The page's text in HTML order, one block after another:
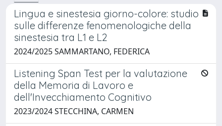
Lingua e sinestesia giorno-colore: studio
sulle differenze fenomenologiche della
sinestesia tra L1 e L2
2024/2025 SAMMARTANO, FEDERICA
Listening Span Test per la valutazione
della Memoria di Lavoro e
dell'Invecchiamento Cognitivo
2023/2024 STECCHINA, CARMEN